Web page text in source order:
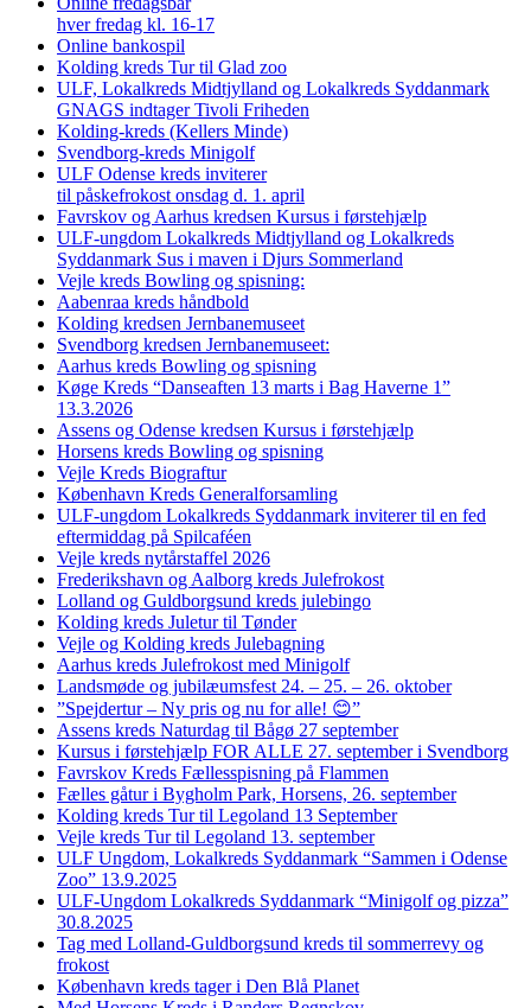
hver fredag kl. 16-17
Online bankospil
Kolding kreds Tur til Glad zoo
ULF, Lokalkreds Midtjylland og Lokalkreds Syddanmark
GNAGS indtager Tivoli Friheden
Kolding-kreds (Kellers Minde)
Svendborg-kreds Minigolf
ULF Odense kreds inviterer
til påskefrokost onsdag d. 1. april
Favrskov og Aarhus kredsen Kursus i førstehjælp
ULF-ungdom Lokalkreds Midtjylland og Lokalkreds
Syddanmark Sus i maven i Djurs Sommerland
Vejle kreds Bowling og spisning:
Aabenraa kreds håndbold
Kolding kredsen Jernbanemuseet
Svendborg kredsen Jernbanemuseet:
Aarhus kreds Bowling og spisning
Køge Kreds “Danseaften 13 marts i Bag Haverne 1”
13.3.2026
Assens og Odense kredsen Kursus i førstehjælp
Horsens kreds Bowling og spisning
Vejle Kreds Biograftur
København Kreds Generalforsamling
ULF-ungdom Lokalkreds Syddanmark inviterer til en fed
eftermiddag på Spilcaféen
Vejle kreds nytårstaffel 2026
Frederikshavn og Aalborg kreds Julefrokost
Lolland og Guldborgsund kreds julebingo
Kolding kreds Juletur til Tønder
Vejle og Kolding kreds Julebagning
Aarhus kreds Julefrokost med Minigolf
Landsmøde og jubilæumsfest 24. – 25. – 26. oktober
”Spejdertur – Ny pris og nu for alle! 😊”
Assens kreds Naturdag til Bågø 27 september
Kursus i førstehjælp FOR ALLE 27. september i Svendborg
Favrskov Kreds Fællesspisning på Flammen
Fælles gåtur i Bygholm Park, Horsens, 26. september
Kolding kreds Tur til Legoland 13 September
Vejle kreds Tur til Legoland 13. september
ULF Ungdom, Lokalkreds Syddanmark “Sammen i Odense
Zoo” 13.9.2025
ULF-Ungdom Lokalkreds Syddanmark “Minigolf og pizza”
30.8.2025
Tag med Lolland-Guldborgsund kreds til sommerrevy og
frokost
København kreds tager i Den Blå Planet